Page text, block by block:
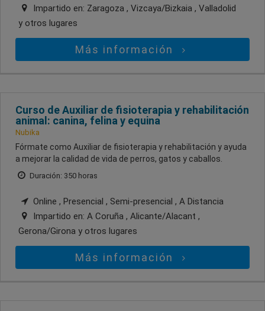
Impartido en: Zaragoza , Vizcaya/Bizkaia , Valladolid
y otros lugares
Más información
Curso de Auxiliar de fisioterapia y rehabilitación
animal: canina, felina y equina
Nubika
Fórmate como Auxiliar de fisioterapia y rehabilitación y ayuda
a mejorar la calidad de vida de perros, gatos y caballos.
Duración: 350 horas
Online , Presencial , Semi-presencial , A Distancia
Impartido en: A Coruña , Alicante/Alacant ,
Gerona/Girona y otros lugares
Más información